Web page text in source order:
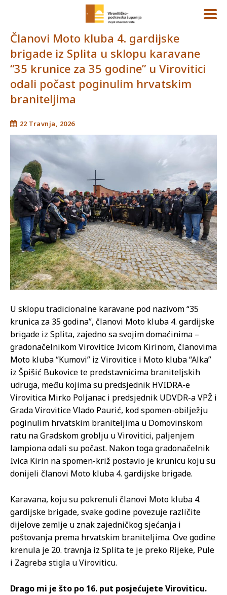
Članovi Moto kluba 4. gardijske
brigade iz Splita u sklopu karavane
“35 krunice za 35 godine” u Virovitici
odali počast poginulim hrvatskim
braniteljima
22 Travnja, 2026
U sklopu tradicionalne karavane pod nazivom “35
krunica za 35 godina”, članovi Moto kluba 4. gardijske
brigade iz Splita, zajedno sa svojim domaćinima –
gradonačelnikom Virovitice Ivicom Kirinom, članovima
Moto kluba “Kumovi” iz Virovitice i Moto kluba “Alka”
iz Špišić Bukovice te predstavnicima braniteljskih
udruga, među kojima su predsjednik HVIDRA-e
Virovitica Mirko Poljanac i predsjednik UDVDR-a VPŽ i
Grada Virovitice Vlado Paurić, kod spomen-obilježju
poginulim hrvatskim braniteljima u Domovinskom
ratu na Gradskom groblju u Virovitici, paljenjem
lampiona odali su počast. Nakon toga gradonačelnik
Ivica Kirin na spomen-križ postavio je krunicu koju su
donijeli članovi Moto kluba 4. gardijske brigade.
Karavana, koju su pokrenuli članovi Moto kluba 4.
gardijske brigade, svake godine povezuje različite
dijelove zemlje u znak zajedničkog sjećanja i
poštovanja prema hrvatskim braniteljima. Ove godine
krenula je 20. travnja iz Splita te je preko Rijeke, Pule
i Zagreba stigla u Viroviticu.
Drago mi je što po 16. put posjećujete Viroviticu.